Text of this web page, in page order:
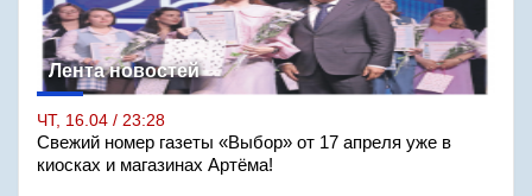
Лента новостей
ЧТ, 16.04 / 23:28
Свежий номер газеты «Выбор» от 17 апреля уже в
киосках и магазинах Артёма!